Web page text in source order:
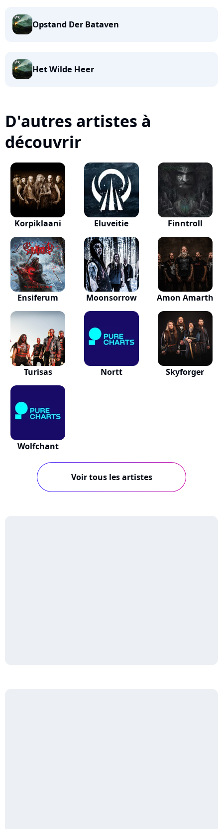
Opstand Der Bataven
Het Wilde Heer
D'autres artistes à
découvrir
Korpiklaani Eluveitie Finntroll
Ensiferum Moonsorrow Amon Amarth
Turisas Nortt Skyforger
Wolfchant
Voir tous les artistes